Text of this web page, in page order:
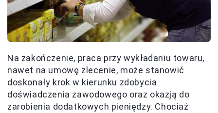
Na zakończenie, praca przy wykładaniu towaru,
nawet na umowę zlecenie, może stanowić
doskonały krok w kierunku zdobycia
doświadczenia zawodowego oraz okazją do
zarobienia dodatkowych pieniędzy. Chociaż